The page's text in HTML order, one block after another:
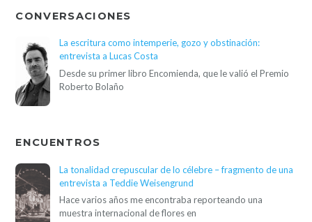
CONVERSACIONES
La escritura como intemperie, gozo y obstinación:
entrevista a Lucas Costa
Desde su primer libro Encomienda, que le valió el Premio
Roberto Bolaño
ENCUENTROS
La tonalidad crepuscular de lo célebre – fragmento de una
entrevista a Teddie Weisengrund
Hace varios años me encontraba reporteando una
muestra internacional de flores en